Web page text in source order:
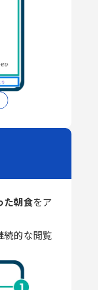
た朝食をア
続的な閲覧